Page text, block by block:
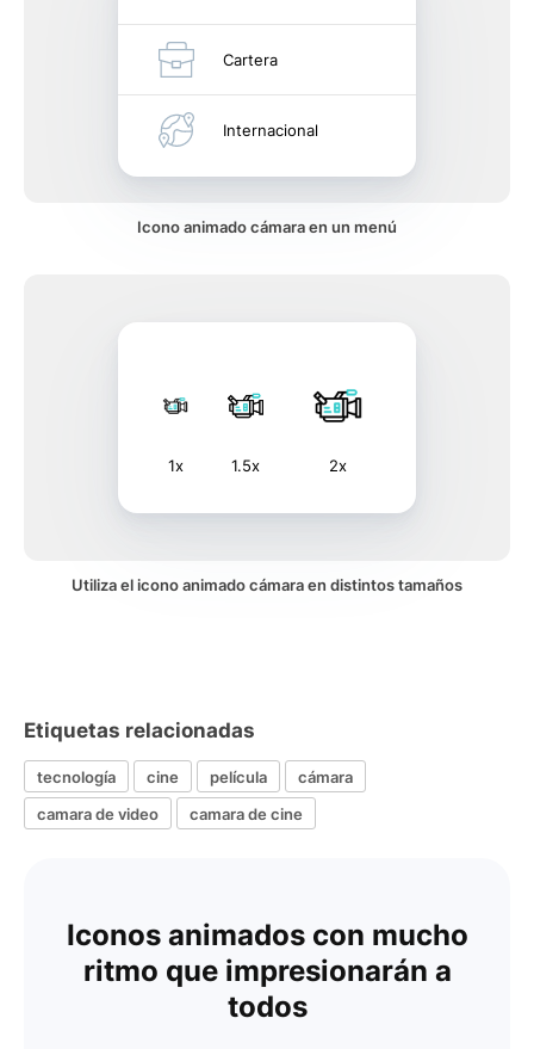
Cartera
Internacional
Icono animado cámara en un menú
1x 1.5x 2x
Utiliza el icono animado cámara en distintos tamaños
Etiquetas relacionadas
tecnología cine película
cámara
camara de video
camara de cine
Iconos animados con mucho
ritmo que impresionarán a
todos